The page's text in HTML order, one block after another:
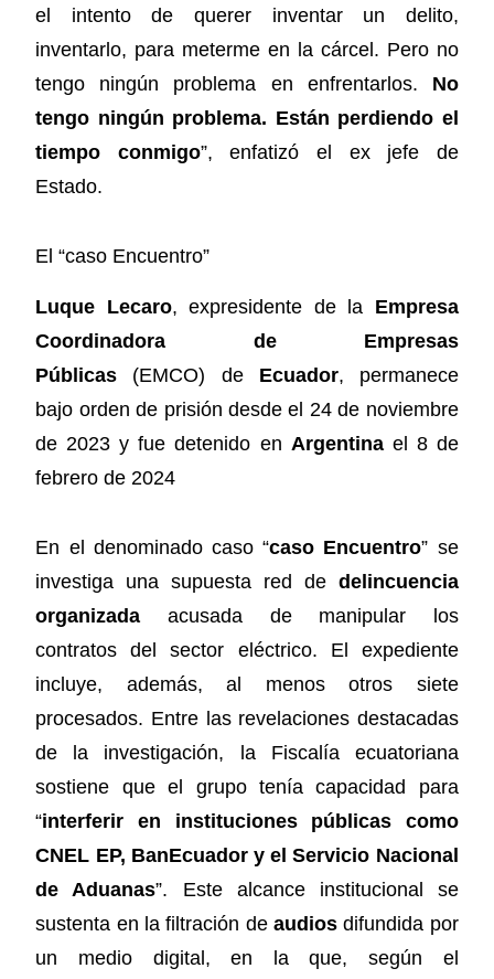
el intento de querer inventar un delito,
inventarlo, para meterme en la cárcel. Pero no
tengo ningún problema en enfrentarlos. No
tengo ningún problema. Están perdiendo el
tiempo conmigo”, enfatizó el ex jefe de
Estado.
El “caso Encuentro”
Luque Lecaro, expresidente de la Empresa
Coordinadora de Empresas
Públicas (EMCO) de Ecuador, permanece
bajo orden de prisión desde el 24 de noviembre
de 2023 y fue detenido en Argentinael 8 de
febrero de 2024
En el denominado caso “caso Encuentro” se
investiga una supuesta red de delincuencia
organizada acusada de manipular los
contratos del sector eléctrico. El expediente
incluye, además, al menos otros siete
procesados. Entre las revelaciones destacadas
de la investigación, la Fiscalía ecuatoriana
sostiene que el grupo tenía capacidad para
“interferir en instituciones públicas como
CNEL EP, BanEcuador y el Servicio Nacional
de Aduanas”. Este alcance institucional se
sustenta en la filtración de audiosdifundida por
un medio digital, en la que, según el